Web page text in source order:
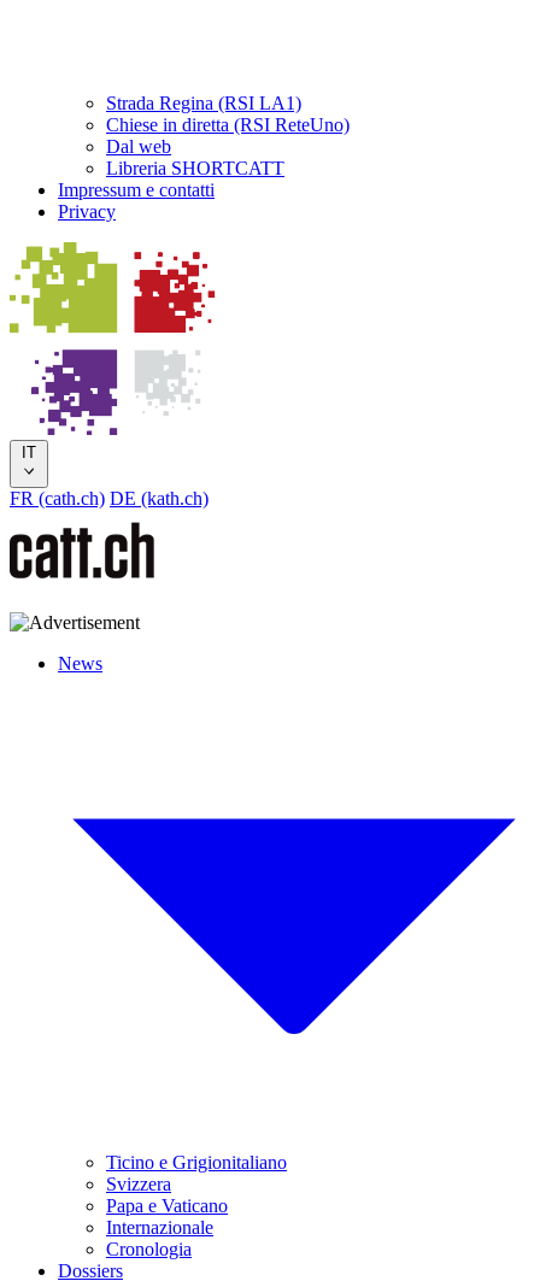
Strada Regina (RSI LA1)
Chiese in diretta (RSI ReteUno)
Dal web
Libreria SHORTCATT
Impressum e contatti
Privacy
IT
FR (cath.ch) DE (kath.ch)
News
Ticino e Grigionitaliano
Svizzera
Papa e Vaticano
Internazionale
Cronologia
Dossiers